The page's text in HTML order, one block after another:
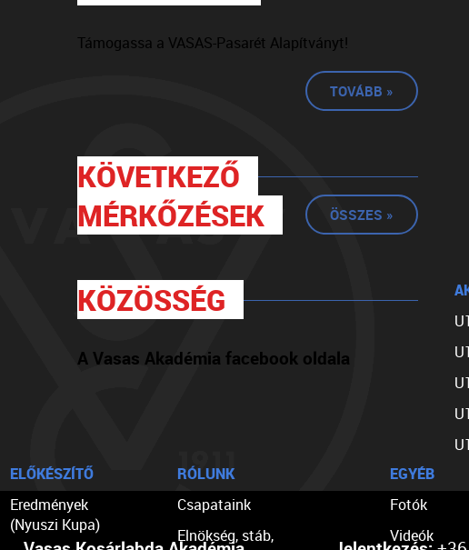
Támogassa a VASAS-Pasarét Alapítványt!
TOVÁBB »
KÖVETKEZŐ
MÉRKŐZÉSEK
ÖSSZES »
KÖZÖSSÉG
A Vasas Akadémia facebook oldala
ELŐKÉSZÍTŐ
Eredmények
(Nyuszi Kupa)
RÓLUNK
Csapataink
Elnökség, stáb,
EGYÉB
Fotók
Videók